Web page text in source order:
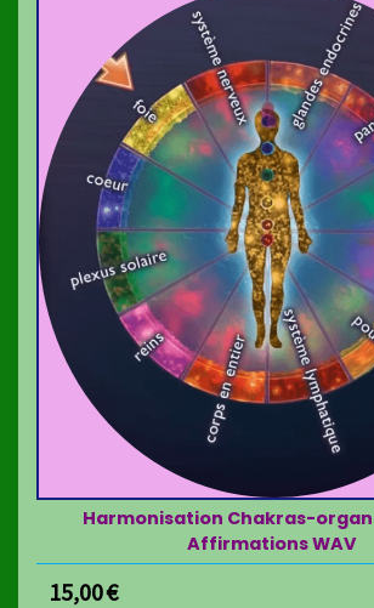
Harmonisation Chakras-
Affirmations WAV
15,00€